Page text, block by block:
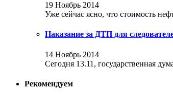
19 Ноябрь 2014
Уже сейчас ясно, что стоимость
Наказание за ДТП для
14 Ноябрь 2014
Сегодня 13.11, государственная
Рекомендуем